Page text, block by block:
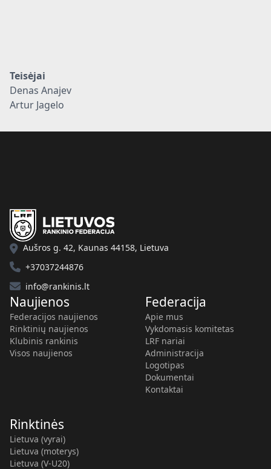
Teisėjai
Denas Anajev
Artur Jagelo
Aušros g. 42, Kaunas 44158, Lietuva
+37037244876
info@rankinis.lt
Naujienos
Federacijos naujienos
Rinktinių naujienos
Klubinis rankinis
Visos naujienos
Federacija
Apie mus
Vykdomasis komitetas
LRF nariai
Administracija
Logotipas
Dokumentai
Kontaktai
Rinktinės
Lietuva (vyrai)
Lietuva (moterys)
Lietuva (V-U20)